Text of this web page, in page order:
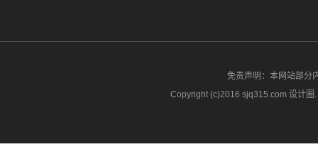
免责声明：本网站部分
Copyright (c)2016 sjq315.com 设计